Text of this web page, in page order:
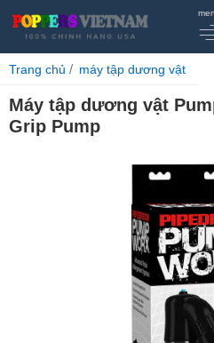
Máy tập dương vật
Grip Pump
Trang chủ home
máy tập dương vật